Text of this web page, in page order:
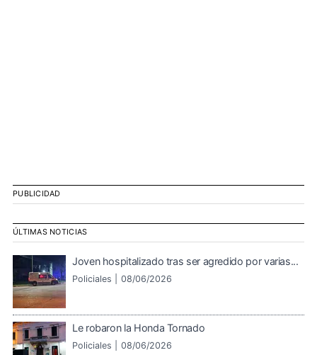
PUBLICIDAD
ÚLTIMAS NOTICIAS
Joven hospitalizado tras ser agredido por varias...
Policiales | 08/06/2026
Le robaron la Honda Tornado
Policiales | 08/06/2026